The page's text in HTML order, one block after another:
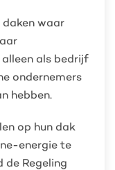
daken waar
alleen als bedrijf
ondernemers
hebben.
op hun dak
energie te
de Regeling